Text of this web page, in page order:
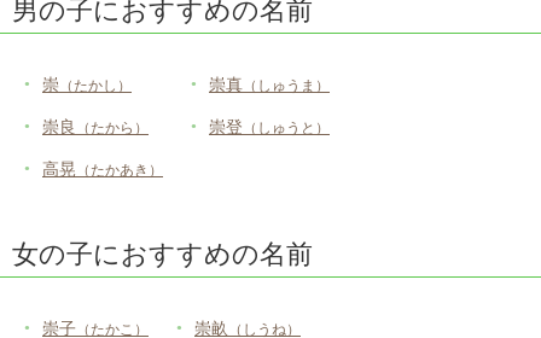
男の子におすすめの名前
崇 （たかし）
崇良 （たから）
高晃 （たかあき）
崇真 （しゅうま）
崇登 （しゅうと）
女の子におすすめの名前
崇子 （たかこ） 崇畝 （しうね）